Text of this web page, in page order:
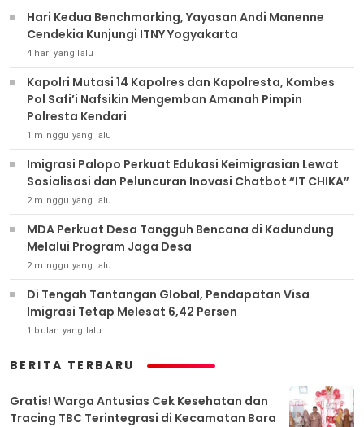
Hari Kedua Benchmarking, Yayasan Andi Manenne
Cendekia Kunjungi ITNY Yogyakarta
4 hari yang lalu
Kapolri Mutasi 14 Kapolres dan Kapolresta, Kombes
Pol Safi’i Nafsikin Mengemban Amanah Pimpin
Polresta Kendari
1 minggu yang lalu
Imigrasi Palopo Perkuat Edukasi Keimigrasian Lewat
Sosialisasi dan Peluncuran Inovasi Chatbot “IT CHIKA”
2 minggu yang lalu
MDA Perkuat Desa Tangguh Bencana di Kadundung
Melalui Program Jaga Desa
2 minggu yang lalu
Di Tengah Tantangan Global, Pendapatan Visa
Imigrasi Tetap Melesat 6,42 Persen
1 bulan yang lalu
BERITA TERBARU
Gratis! Warga Antusias Cek Kesehatan dan
Tracing TBC Terintegrasi di Kecamatan Bara